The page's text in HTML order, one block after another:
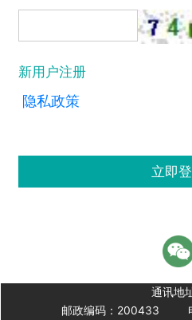
新用户注册
隐私政策
立即
通讯地
邮政编码：200433